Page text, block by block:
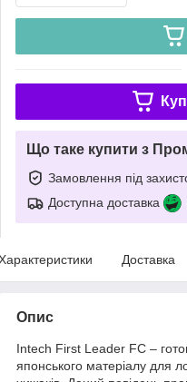
Що таке купити з
Замовлення під
Доступна доставка
Доставка
Опис
Intech First Leader FC –
японського матеріалу для